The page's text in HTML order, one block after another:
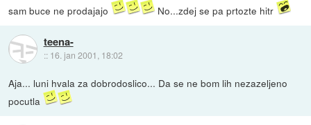
sam buce ne prodajajo
No...zdej se pa prtozte hitr
teena-
:: 16. jan 2001, 18:02
Aja... luni hvala za dobrodoslico... Da se ne bom lih nezazeljeno
pocutla